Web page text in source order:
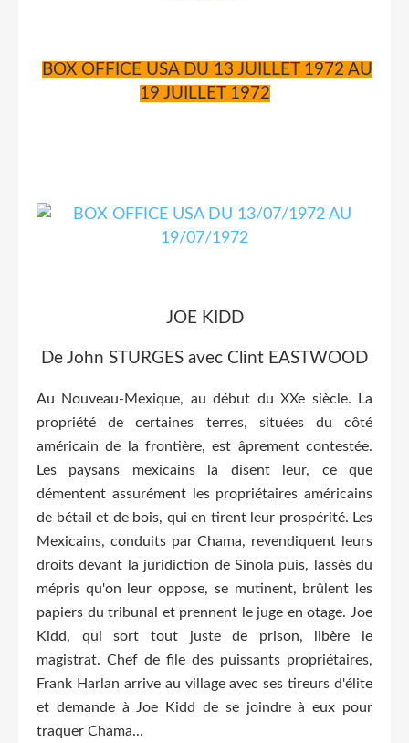
BOX OFFICE USA DU 13 JUILLET 1972 AU
19 JUILLET 1972
JOE KIDD
De John STURGES avec Clint EASTWOOD
Au Nouveau-Mexique, au début du XXe siècle. La
propriété de certaines terres, situées du côté
américain de la frontière, est âprement contestée.
Les paysans mexicains la disent leur, ce que
démentent assurément les propriétaires américains
de bétail et de bois, qui en tirent leur prospérité. Les
Mexicains, conduits par Chama, revendiquent leurs
droits devant la juridiction de Sinola puis, lassés du
mépris qu'on leur oppose, se mutinent, brûlent les
papiers du tribunal et prennent le juge en otage. Joe
Kidd, qui sort tout juste de prison, libère le
magistrat. Chef de file des puissants propriétaires,
Frank Harlan arrive au village avec ses tireurs d'élite
et demande à Joe Kidd de se joindre à eux pour
traquer Chama...